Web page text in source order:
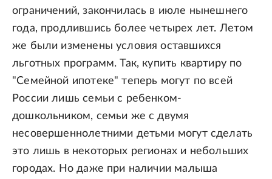
ограничений, закончилась в июле нынешнего
года, продлившись более четырех лет. Летом
же были изменены условия оставшихся
льготных программ. Так, купить квартиру по
"Семейной ипотеке" теперь могут по всей
России лишь семьи с ребенком-
дошкольником, семьи же с двумя
несовершеннолетними детьми могут сделать
это лишь в некоторых регионах и небольших
городах. Но даже при наличии малыша